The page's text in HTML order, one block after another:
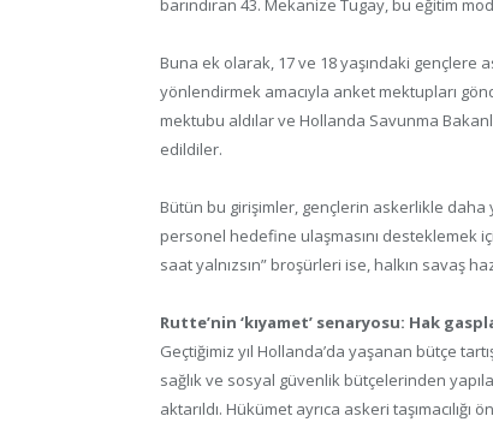
barındıran 43. Mekanize Tugay, bu eğitim
Buna ek olarak, 17 ve 18 yaşındaki
yönlendirmek amacıyla anket mektupları
mektubu aldılar ve Hollanda Savunma
edildiler.
Bütün bu girişimler, gençlerin askerlikle daha
personel hedefine ulaşmasını desteklemek
saat yalnızsın” broşürleri ise, halkın savaş
Rutte’nin ‘kıyamet’ senaryosu: Hak
Geçtiğimiz yıl Hollanda’da yaşanan bütçe
sağlık ve sosyal güvenlik bütçelerinden
aktarıldı. Hükümet ayrıca askeri